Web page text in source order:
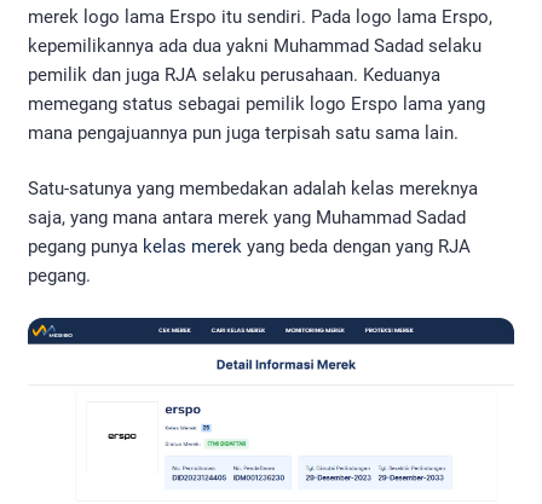
merek logo lama Erspo itu sendiri. Pada logo lama Erspo,
kepemilikannya ada dua yakni Muhammad Sadad selaku
pemilik dan juga RJA selaku perusahaan. Keduanya
memegang status sebagai pemilik logo Erspo lama yang
mana pengajuannya pun juga terpisah satu sama lain.
Satu-satunya yang membedakan adalah kelas mereknya
saja, yang mana antara merek yang Muhammad Sadad
pegang punya kelas merek yang beda dengan yang RJA
pegang.